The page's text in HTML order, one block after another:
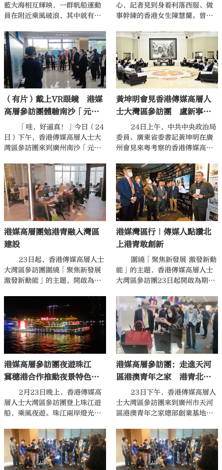
推廣。他說:「作為香港傳媒，我
們有責任講好灣區故事、講好中
藍大海相互輝映，一群帆船運動
員在附近乘風破浪，其中就有幾
廣州南沙一道獨特的風景。香港
傳媒高層人士大灣區參訪團今日
（24日）下午到訪粵港澳大灣區
青少年交流活動基地之南沙基
地。
心，記者見到身着利落西服、做
事幹練的香港女生陳慧蘭。曾於
人那樣留在香港發展，而是毅然
北上入職成為當地一名公職人員
（政府僱員）。在南沙工作了3年
多的她，現在是南沙政務港澳服
務中心的一名政務專員。輪值過
不同崗位的她，對各種業務已經
處理得遊刃有餘。
（有片）戴上VR眼鏡 港媒
高層參訪團體驗南沙「元宇
宙」政務大廳
「哇，好逼真！」今日（24
日）下午，香港傳媒高層人士大
灣區參訪團來到廣州南沙「元宇
色的AR頭顯，嘗試進入「元宇
宙」辦理事務，科幻氣息濃厚，
盡顯粵港澳大灣區全球科技創新
高地的形象。
黃坤明會見香港傳媒高層人
士大灣區參訪團 盧新寧參
加會見24日上午，中共中央政治局
委員、廣東省委書記黃坤明在廣
州會見來粵考察的香港傳媒高層
港媒高層團勉港青融入灣區
建設
23日起，香港傳媒高層人士
大灣區參訪團圍繞「聚焦新發展
激發新動能」的主題，開啟為期
州的考察中，已經進駐100家港
澳企業的廣州市天河區港澳青年
之家總部創業基地給參訪團留下
最深刻印象。
港媒灣區行｜傳媒人點讚北
上港青敢創新
圍繞「聚焦新發展 激發新動
能」的主題，香港傳媒高層人士
大灣區參訪團23日起開啟為期三
港媒高層參訪團夜遊珠江
冀穗港合作推動夜景特色旅
遊「一程多站」
2月23日晚上，香港傳媒高
層人士大灣區參訪團登上珠江遊
船，乘風夜遊。珠江兩岸燈光璀
中，流光溢彩。
港媒高層參訪團：走進天河
區港澳青年之家 港青北上
創業氛圍活躍
23日下午，香港傳媒高層人
士大灣區參訪團來到廣州市天河
區港澳青年之家總部創業基地參
修風格簡潔明快，透明玻璃間隔
出一個個辦公區，從咖啡廳、會
議室到頭腦風暴室、冥想室等，
一應俱全。參訪團在寫有「彌敦